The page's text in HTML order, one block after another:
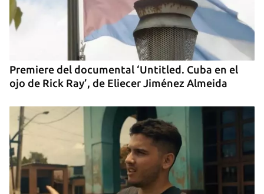
Guardar como favorito
iniciar sesión con tu cuenta de 14ymedio.
INICIAR SESIÓN CANCELAR
Premiere del documental ‘Untitled. Cuba en el
ojo de Rick Ray’, de Eliecer Jiménez Almeida